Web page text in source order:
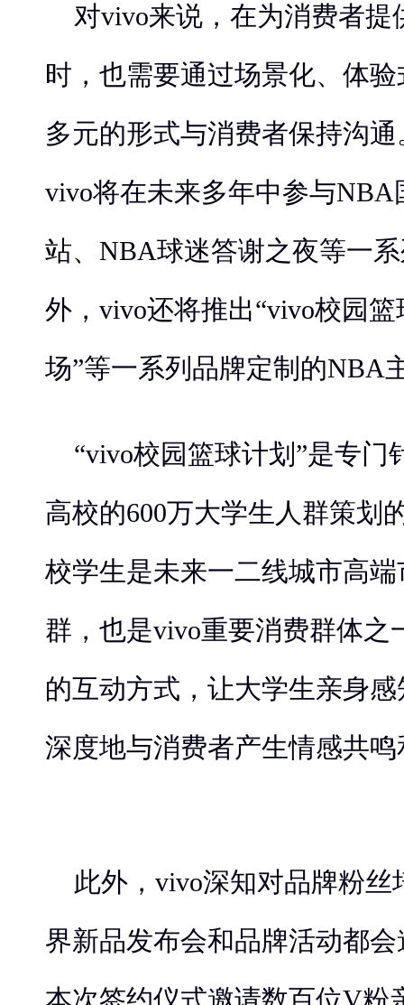
对vivo来说，在为消费者提
时，也需要通过场景化、体
多元的形式与消费者保持沟
vivo将在未来多年中参与NBA
站、NBA球迷答谢之夜等一
外，vivo还将推出“vivo校园
场”等一系列品牌定制的NBA
“vivo校园篮球计划”是专门
高校的600万大学生人群策划
校学生是未来一二线城市高
群，也是vivo重要消费群体之
的互动方式，让大学生亲身
深度地与消费者产生情感共
此外，vivo深知对品牌粉丝
界新品发布会和品牌活动都